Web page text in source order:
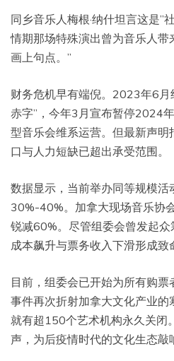
同乡音乐人梅根·纳什坦言这是”
情期那场特殊演出曾为音乐人
画上句点。”
财务危机早有端倪。2023年6月
赤字”，今年3月宣布暂停2024
型音乐会维系运营。但最新声
口与人力短缺已超出承受范围。
数据显示，当前举办同等规模
30%-40%。加拿大现场音乐协
锐减60%。尽管组委会曾发起
成本飙升与票务收入下滑形成致
目前，组委会已开始为所有购
事件再次折射加拿大文化产业
就有超150个艺术机构永久关闭。
声，为后疫情时代的文化生态敲